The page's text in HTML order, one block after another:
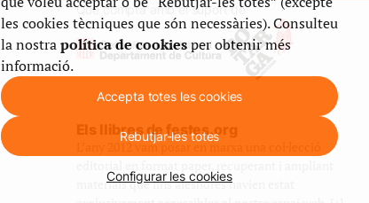
Que compta amb el suport de
Els llibres de festes.org
L’any 2012 vam posar en marxa una col·lecció
materials que fins aleshores havien estat
les cookies tècniques que són necessàries). Consulteu
la nostrapolítica de cookiesper obtenir més
informació.
Accepta totes les cookies
Rebutjar-les totes
Configurar les cookies